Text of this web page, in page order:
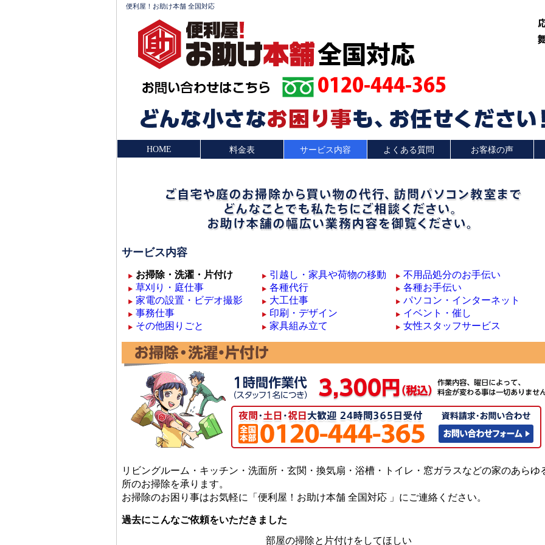
便利屋！お助け本舗 全国対応
全国対応
0120-444-365
HOME 料金表 サービス内容 よくある質問 お客様の声
サービス内容
お掃除・洗濯・片付け 引越し・家具や荷物の移動
不用品処分のお手伝い
草刈り・庭仕事
各種代行
各種お手伝い
家電の設置・ビデオ撮影
大工仕事
パソコン・インターネット
事務仕事
印刷・デザイン
イベント・催し
その他困りごと
家具組み立て 女性スタッフサービス
リビングルーム・キッチン・洗面所・玄関・換気扇・浴槽・トイレ・窓ガラスなどの家のあらゆ
所のお掃除を承ります。
お掃除のお困り事はお気軽に「便利屋！お助け本舗 全国対応 」にご連絡ください。
過去にこんなご依頼をいただきました
部屋の掃除と片付けをしてほしい